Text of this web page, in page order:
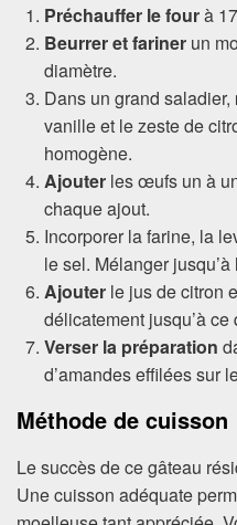
Préchauffer le fourà
Beurrer et fariner un
diamètre.
Dans un grand saladier,
vanille et le zeste de
homogène.
Ajouter les œufs un à
chaque ajout.
Incorporer la farine, la
le sel. Mélanger jusqu’à
Ajouter le jus de citron
délicatement jusqu’à
Verser la préparation
d’amandes effilées sur
Méthode de cuisson
Le succès de ce gâteau
Une cuisson adéquate